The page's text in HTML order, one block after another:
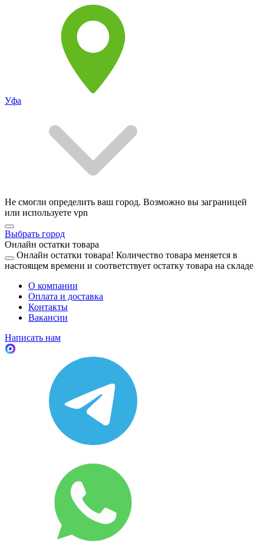
Уфа
Не смогли определить ваш город. Возможно вы заграницей
или используете vpn
Выбрать город
Онлайн остатки товара
Онлайн остатки товара! Количество товара меняется в
настоящем времени и соответствует остатку товара на складе
О компании
Оплата и доставка
Контакты
Вакансии
Написать нам